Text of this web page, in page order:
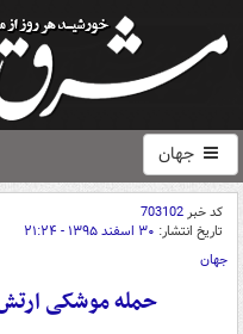
جهان
کد خبر703102
تاریخ انتشار: ۳۰ اسفند ۱۳۹۵ - ۲۱:۲۴
جهان
حمله موشکی ارتش